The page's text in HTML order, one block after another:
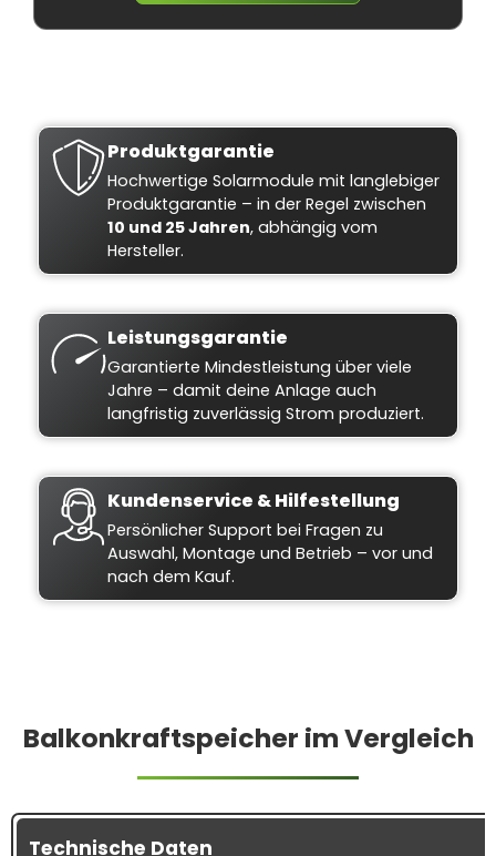
Produktgarantie
Hochwertige Solarmodule mit langlebiger
Produktgarantie – in der Regel zwischen
10 und 25 Jahren, abhängig vom
Hersteller.
Leistungsgarantie
Garantierte Mindestleistung über viele
Jahre – damit deine Anlage auch
langfristig zuverlässig Strom produziert.
Kundenservice & Hilfestellung
Persönlicher Support bei Fragen zu
Auswahl, Montage und Betrieb – vor und
nach dem Kauf.
Balkonkraftspeicher im Vergleich
Technische Daten